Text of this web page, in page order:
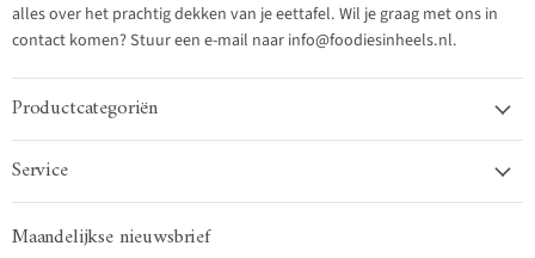
alles over het prachtig dekken van je eettafel. Wil je graag met ons in
contact komen? Stuur een e-mail naar info@foodiesinheels.nl.
Productcategoriën
Service
Maandelijkse nieuwsbrief